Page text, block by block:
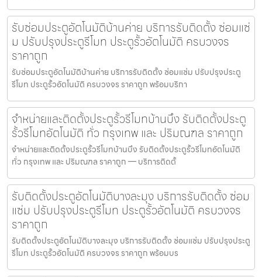
รับซ่อมประตูอัตโนมัติบ้านค่าย บริการรับติดตั้ง ซ่อมแซ่
ม ปรับปรุงประตูรีโมท ประตูรั้วอัตโนมัติ ครบวงจร
ราคาถูก
รับซ่อมประตูอัตโนมัติบ้านค่าย บริการรับติดตั้ง ซ่อมแซ่ม ปรับปรุงประตู
รีโมท ประตูรั้วอัตโนมัติ ครบวงจร ราคาถูก พร้อมบริกา
จำหน่ายและติดตั้งประตูรั้วรีโมทบ้านบึง รับติดตั้งประตู
รั้วรีโมทอัตโนมัติ ทั่ว กรุงเทพ และ ปริมณฑล ราคาถูก
จำหน่ายและติดตั้งประตูรั้วรีโมทบ้านบึง รับติดตั้งประตูรั้วรีโมทอัตโนมัติ
ทั่ว กรุงเทพ และ ปริมณฑล ราคาถูก — บริการติดตั้
รับติดตั้งประตูอัตโนมัติบางละมุง บริการรับติดตั้ง ซ่อม
แซ่ม ปรับปรุงประตูรีโมท ประตูรั้วอัตโนมัติ ครบวงจร
ราคาถูก
รับติดตั้งประตูอัตโนมัติบางละมุง บริการรับติดตั้ง ซ่อมแซ่ม ปรับปรุงประตู
รีโมท ประตูรั้วอัตโนมัติ ครบวงจร ราคาถูก พร้อมบร